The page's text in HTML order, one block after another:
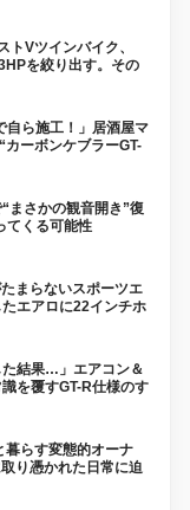
トVツインバイク、
を絞り出す。その
自ら施工！」居酒屋マ
ーボンケブラーGT-
まさかの観音開き”復
てくる可能性
まらないスポーツエ
エアロに22インチホ
た結果…」エアコン＆
を覆すGT-R仕様のす
暮らす変態的オーナ
り憑かれた日常に迫